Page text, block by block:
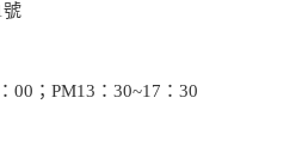
號
00；PM13：30~17：30